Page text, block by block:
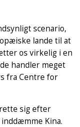
scenario,
lande til at
os virkelig i en
handler meget
fra Centre for
sig efter
Kina.